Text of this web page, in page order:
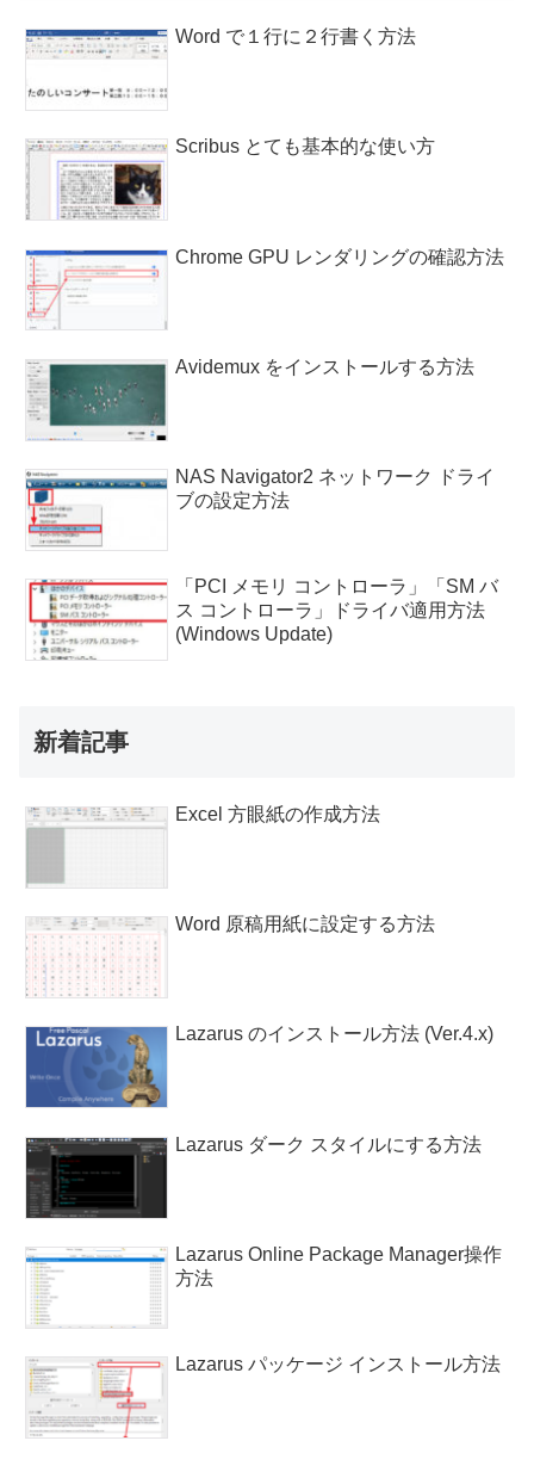
Word で１行に２行書く方法
Scribus とても基本的な使い方
Chrome GPU レンダリングの確認方法
Avidemux をインストールする方法
NAS Navigator2 ネットワーク ドライ
ブの設定方法
「PCI メモリ コントローラ」「SM バ
ス コントローラ」ドライバ適用方法
(Windows Update)
新着記事
Excel 方眼紙の作成方法
Word 原稿用紙に設定する方法
Lazarus のインストール方法 (Ver.4.x)
Lazarus ダーク スタイルにする方法
Lazarus Online Package Manager操作
方法
Lazarus パッケージ インストール方法